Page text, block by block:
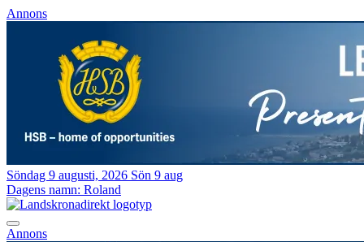
Annons
Söndag 9 augusti, 2026 Sön 9 aug
Dagens namn: Roland
Annons